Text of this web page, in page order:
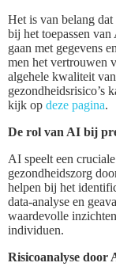
Het is van belang
bij het toepassen
gaan met gegevens
men het vertrouwen
algehele kwaliteit
gezondheidsrisico’s
kijk op deze pagina.
De rol van AI bij
AI speelt een
gezondheidszorg
helpen bij het
data-analyse en
waardevolle
individuen.
Risicoanalyse door